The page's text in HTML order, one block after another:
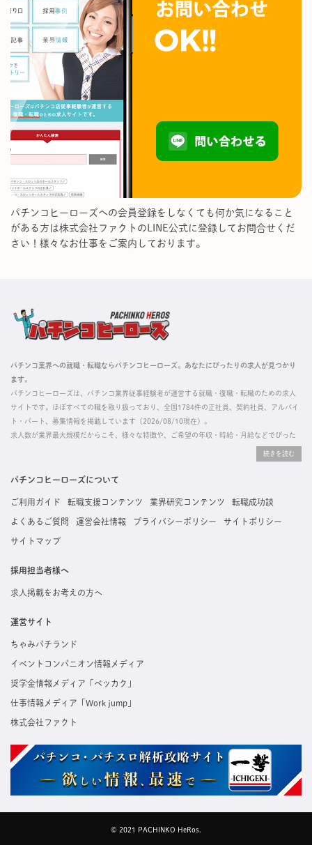
パチンコヒーローズへの会員登録をしなくても何か気になること
がある方は株式会社ファクトのLINE公式に登録してお問合せくだ
さい！様々なお仕事をご案内しております。
パチンコ業界への就職・転職ならパチンコヒーローズ。あなたにぴったりの求人が見つかり
ます。
パチンコヒーローズは、パチンコ業界従事経験者が運営する就職・復職・転職のための求人
サイトです。ほぼすべての職を取り扱っており、全国1784件の正社員、契約社員、アルバイ
ト・パート、募集情報を掲載しています（2026/08/10現在）。
求人数が業界最大規模だからこそ、様々な特徴や、ご希望の年収・時給・月給などでぴった
掲載している求人は、すべて契約法人様から寄せられた正規の求人情報です。応募いただい
た内容はすぐに直接事業所に届くためスムーズに転職・復職できます。
パチンコヒーローズについて
ご利用ガイド 転職支援コンテンツ 業界研究コンテンツ 転職成功談
よくあるご質問 運営会社情報 プライバシーポリシー サイトポリシー
サイトマップ
採用担当者様へ
求人掲載をお考えの方へ
運営サイト
ちゃみパチランド
イベントコンパニオン情報メディア
奨学金情報メディア「ベッカク」
仕事情報メディア「Work jump」
株式会社ファクト
© 2021 PACHINKO HeRos.